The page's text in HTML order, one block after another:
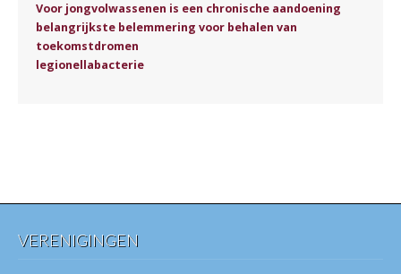
Voor jongvolwassenen is een chronische aandoening
belangrijkste belemmering voor behalen van
toekomstdromen
legionellabacterie
VERENIGINGEN